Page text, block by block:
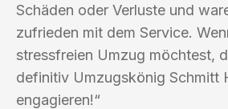
Schäden oder Verluste und
zufrieden mit dem Service.
stressfreien Umzug möchtest,
definitiv Umzugskönig Schmitt
engagieren!“